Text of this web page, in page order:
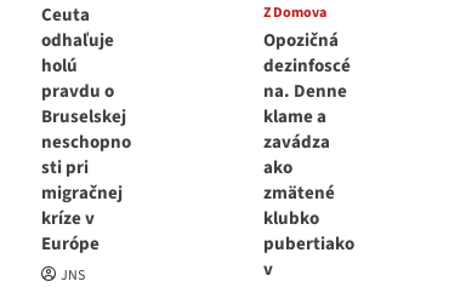
Ceuta
odhaľuje
holú
pravdu o
Bruselskej
neschopno
sti pri
migračnej
kríze v
Európe
JNS
Z Domova
Opozičná
dezinfoscé
na. Denne
klame a
zavádza
ako
zmätené
klubko
pubertiako
v